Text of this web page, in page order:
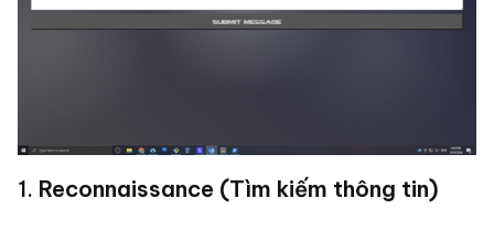
1. Reconnaissance (Tìm kiếm thông tin)